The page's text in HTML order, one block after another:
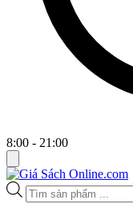
8:00 - 21:00
Tìm
kiếm